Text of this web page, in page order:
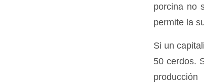
porcina no
permite la
Si un
50 cerdos.